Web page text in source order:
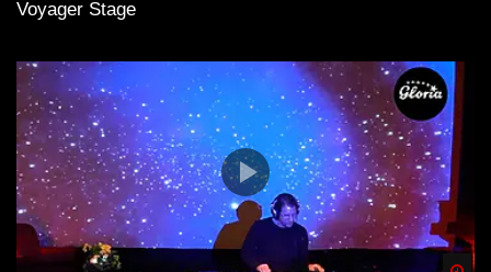
Voyager Stage